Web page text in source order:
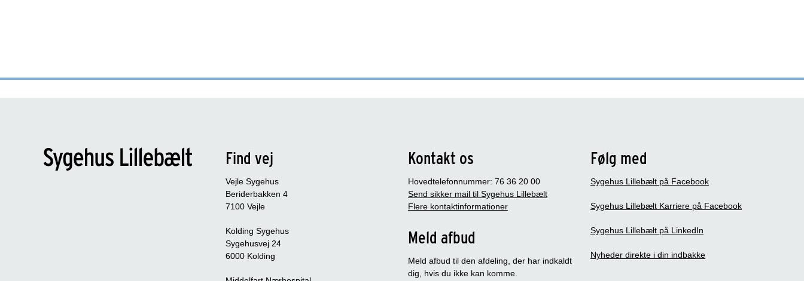
Find vej
Vejle Sygehus
Beriderbakken 4
7100 Vejle
Kolding Sygehus
Sygehusvej 24
6000 Kolding
Kontakt os
Hovedtelefonnummer: 76 36 20 00
Send sikker mail til Sygehus Lillebælt
Flere kontaktinformationer
Meld afbud
Meld afbud til den afdeling, der har indkaldt
dig, hvis du ikke kan komme.
Følg med
Sygehus Lillebælt på Facebook
Sygehus Lillebælt Karriere på Facebook
Sygehus Lillebælt på LinkedIn
Nyheder direkte i din indbakke